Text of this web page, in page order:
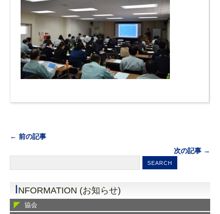
← 前の記事
次の記事 →
INFORMATION (お知らせ)
協会